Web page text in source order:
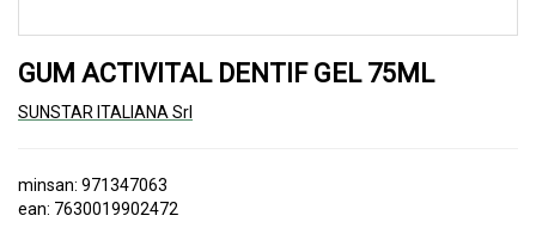
GUM ACTIVITAL DENTIF GEL 75ML
SUNSTAR ITALIANA Srl
minsan: 971347063
ean: 7630019902472